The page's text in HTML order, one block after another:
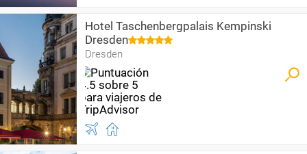
Hotel Taschenbergpalais Kempinski
Dresden
Dresden